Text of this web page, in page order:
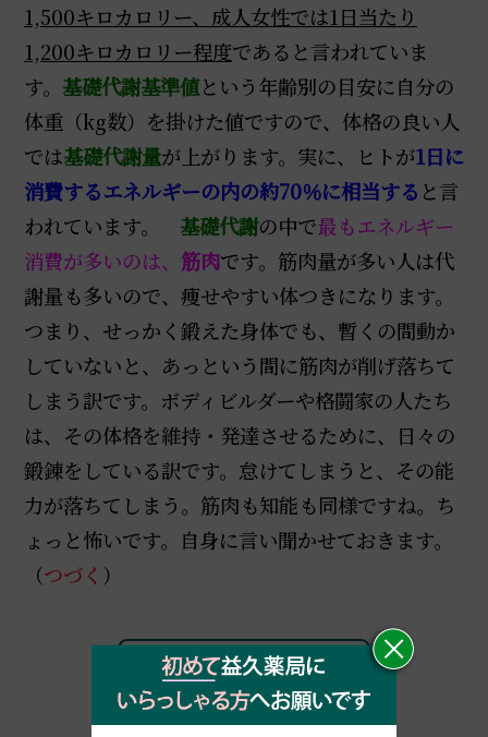
1,500キロカロリー、成人女性では1日当たり
1,200キロカロリー程度であると言われていま
す。 基礎代謝基準値という年齢別の目安に自分の
体重（kg数）を掛けた値ですので、体格の良い人
では基礎代謝量が上がります。実に、ヒトが1日に
消費するエネルギーの内の約70％に相当する と言
われています。 基礎代謝の中で最もエネルギー
消費が多いのは、 筋肉です。筋肉量が多い人は代
謝量も多いので、痩せやすい体つきになります。
つまり、せっかく鍛えた身体でも、暫くの間動か
していないと、あっという間に筋肉が削げ落ちて
しまう訳です。ボディビルダーや格闘家の人たち
は、その体格を維持・発達させるために、日々の
鍛錬をしている訳です。怠けてしまうと、その能
力が落ちてしまう。筋肉も知能も同様ですね。ち
ょっと怖いです。自身に言い聞かせておきます。
（つづく ）
BLOG一覧に戻る